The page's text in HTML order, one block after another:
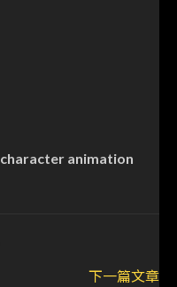
character animation
下一篇文章